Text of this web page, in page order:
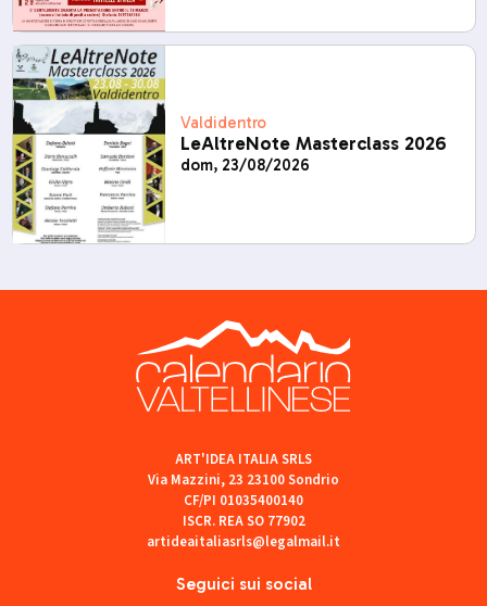
Valdidentro
LeAltreNote Masterclass 2026
dom, 23/08/2026
Seguici sui social
ART'IDEA ITALIA SRLS
Via Mazzini, 23 23100 Sondrio
CF/PI 01035400140
ISCR. REA SO 77902
artideaitaliasrls@legalmail.it